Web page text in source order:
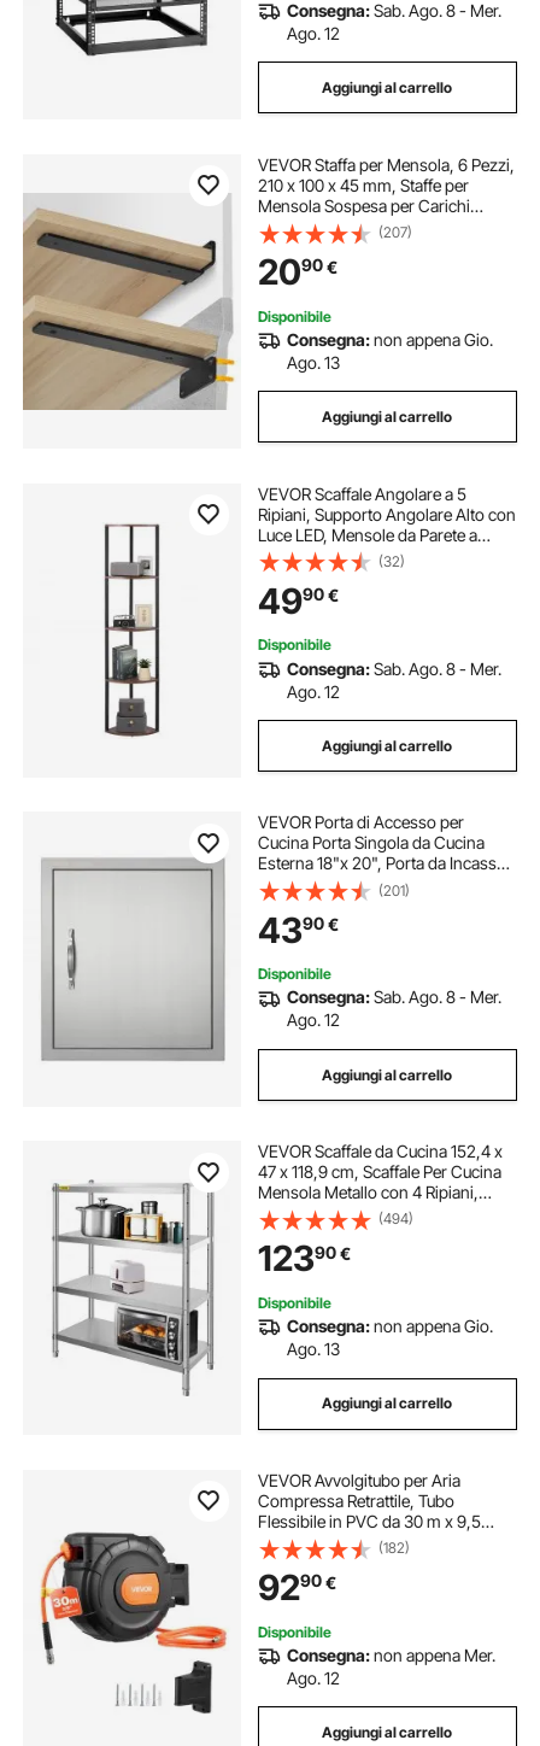
Consegna:Sab. Ago. 8 - Mer.
Ago. 12
Aggiungi al carrello
VEVOR Staffa per Mensola, 6 Pezzi,
210 x 100 x 45 mm, Staffe per
Mensola Sospesa per Carichi
Pesanti Staffa per Mensola a L,
Opaca Spessa 5 mm, Staffa in
Acciaio Capacità di Carico di 72,6
kg, Nero
(207)
2090€
Disponibile
Consegna:non appena Gio.
Ago. 13
Aggiungi al carrello
VEVOR Scaffale Angolare a 5
Ripiani, Supporto Angolare Alto con
Luce LED, Mensole da Parete a
Torre con Struttura in Metallo e
Ripiani in Legno, Libreria Stretta per
Camera da Letto, Soggiorno
(32)
4990€
Disponibile
Consegna:Sab. Ago. 8 - Mer.
Ago. 12
Aggiungi al carrello
VEVOR Porta di Accesso per
Cucina Porta Singola da Cucina
Esterna 18"x 20", Porta da Incasso
in Acciaio Inox, Montaggio a
Incasso per Isola BBQ, Stazione per
Grigliate, Mobile da Esterno
(201)
4390€
Disponibile
Consegna:Sab. Ago. 8 - Mer.
Ago. 12
Aggiungi al carrello
VEVOR Scaffale da Cucina 152,4 x
47 x 118,9 cm, Scaffale Per Cucina
Mensola Metallo con 4 Ripiani,
Scaffalatura Capacità da 150kg a
Ripiano​ Scaffale in Acciaio
Inossidabile per Cucina e Garage
(494)
12390€
Disponibile
Consegna:non appena Gio.
Ago. 13
Aggiungi al carrello
VEVOR Avvolgitubo per Aria
Compressa Retrattile, Tubo
Flessibile in PVC da 30 m x 9,5
mm, Massimo 300 PSI, con
Riavvolgimento Automatico e Cavo
da 2 m, Montaggio a Parete
Girevole per Garage
(182)
9290€
Disponibile
Consegna:non appena Mer.
Ago. 12
Aggiungi al carrello